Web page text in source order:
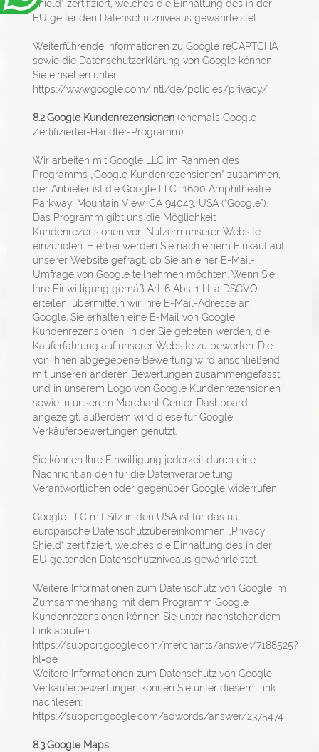
Shield“ zertifiziert, welches die Einhaltung des in der
EU geltenden Datenschutzniveaus gewährleistet.
Weiterführende Informationen zu Google reCAPTCHA
sowie die Datenschutzerklärung von Google können
Sie einsehen unter:
https://www.google.com/intl/de/policies/privacy/
8.2Google Kundenrezensionen (ehemals Google
Zertifizierter-Händler-Programm)
Wir arbeiten mit Google LLC im Rahmen des
Programms „Google Kundenrezensionen“ zusammen,
der Anbieter ist die Google LLC., 1600 Amphitheatre
Parkway, Mountain View, CA 94043, USA (“Google”).
Das Programm gibt uns die Möglichkeit
Kundenrezensionen von Nutzern unserer Website
einzuholen. Hierbei werden Sie nach einem Einkauf auf
unserer Website gefragt, ob Sie an einer E-Mail-
Umfrage von Google teilnehmen möchten. Wenn Sie
Ihre Einwilligung gemäß Art. 6 Abs. 1 lit. a DSGVO
erteilen, übermitteln wir Ihre E-Mail-Adresse an
Google. Sie erhalten eine E-Mail von Google
Kundenrezensionen, in der Sie gebeten werden, die
Kauferfahrung auf unserer Website zu bewerten. Die
von Ihnen abgegebene Bewertung wird anschließend
mit unseren anderen Bewertungen zusammengefasst
und in unserem Logo von Google Kundenrezensionen
sowie in unserem Merchant Center-Dashboard
angezeigt, außerdem wird diese für Google
Verkäuferbewertungen genutzt.
Sie können Ihre Einwilligung jederzeit durch eine
Nachricht an den für die Datenverarbeitung
Verantwortlichen oder gegenüber Google widerrufen.
Google LLC mit Sitz in den USA ist für das us-
europäische Datenschutzübereinkommen „Privacy
Shield“ zertifiziert, welches die Einhaltung des in der
EU geltenden Datenschutzniveaus gewährleistet.
Weitere Informationen zum Datenschutz von Google im
Zumsammenhang mit dem Programm Google
Kundenrezensionen können Sie unter nachstehendem
Link abrufen:
https://support.google.com/merchants/answer/7188525?
hl=de
Weitere Informationen zum Datenschutz von Google
Verkäuferbewertungen können Sie unter diesem Link
nachlesen:
https://support.google.com/adwords/answer/2375474
8.3Google Maps